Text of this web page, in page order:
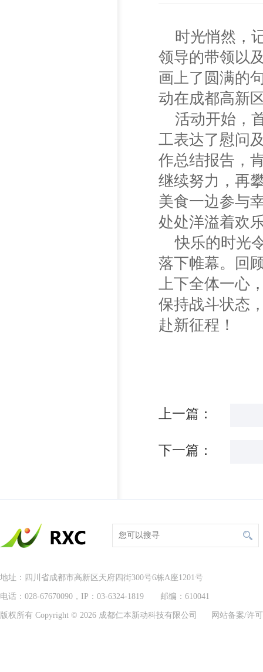
时光悄然，
领导的带领以
画上了圆满的
动在成都高新
活动开始，
工表达了慰问
作总结报告，
继续努力，再
美食一边参与
处处洋溢着欢
快乐的时光
落下帷幕。回
上下全体一心
保持战斗状态
赴新征程！
上一篇：
下一篇：
地址：四川省成都市高新区天府四街300号6栋A座1201号
电话：028-67670090，IP：03-6324-1819 邮编：610041
版权所有 Copyright © 2026 成都仁本新动科技有限公司 网站备案/许